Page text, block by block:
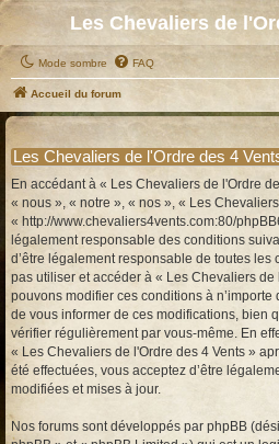
Les Chevaliers de
Mode sombre FAQ
Accueil du forum
Les Chevaliers de l'Ordre des 4
En accédant à « Les Chevaliers de l'Ordre
« nous », « notre », « nos », « Les
« http://www.chevaliers4vents.com:80/
légalement responsable des conditions
d’être légalement responsable de toutes
pas utiliser et accéder à « Les Chevaliers de
pouvons modifier ces conditions à
de vous informer de ces modifications, bien
vérifier régulièrement par vous-même. En
« Les Chevaliers de l'Ordre des 4 Vents »
été effectuées, vous acceptez d’être
modifiées et mises à jour.
Nos forums sont développés par phpBB